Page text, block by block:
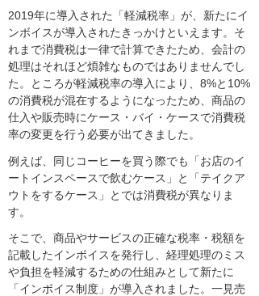
2019年に導入された「軽減税率」が、新たにイ
ンボイスが導入されたきっかけといえます。そ
れまで消費税は一律で計算できたため、会計の
処理はそれほど煩雑なものではありませんでし
た。ところが軽減税率の導入により、8%と10%
の消費税が混在するようになったため、商品の
仕入や販売時にケース・バイ・ケースで消費税
率の変更を行う必要が出てきました。
例えば、同じコーヒーを買う際でも「お店のイ
ートインスペースで飲むケース」と「テイクア
ウトをするケース」とでは消費税が異なりま
す。
そこで、商品やサービスの正確な税率・税額を
記載したインボイスを発行し、経理処理のミス
や負担を軽減するための仕組みとして新たに
「インボイス制度」が導入されました。一見売